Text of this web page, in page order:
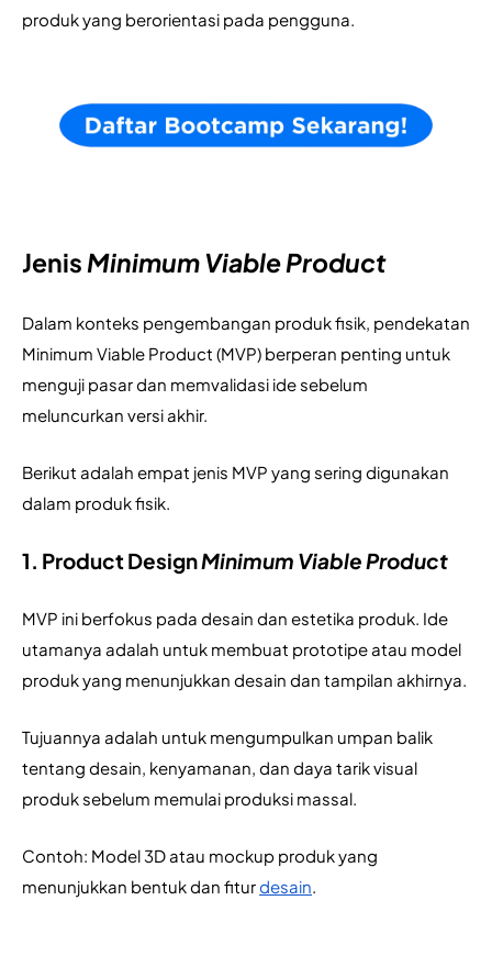
produk yang berorientasi pada pengguna.
Jenis Minimum Viable Product
Dalam konteks pengembangan produk fisik, pendekatan
Minimum Viable Product (MVP) berperan penting untuk
menguji pasar dan memvalidasi ide sebelum
meluncurkan versi akhir.
Berikut adalah empat jenis MVP yang sering digunakan
dalam produk fisik.
1. Product DesignMinimum Viable Product
MVP ini berfokus pada desain dan estetika produk. Ide
utamanya adalah untuk membuat prototipe atau model
produk yang menunjukkan desain dan tampilan akhirnya.
Tujuannya adalah untuk mengumpulkan umpan balik
tentang desain, kenyamanan, dan daya tarik visual
produk sebelum memulai produksi massal.
Contoh: Model 3D atau mockup produk yang
menunjukkan bentuk dan fitur desain.